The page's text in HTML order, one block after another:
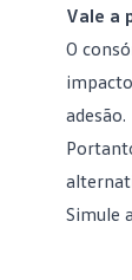
Vale a
O
adesão.
Simule